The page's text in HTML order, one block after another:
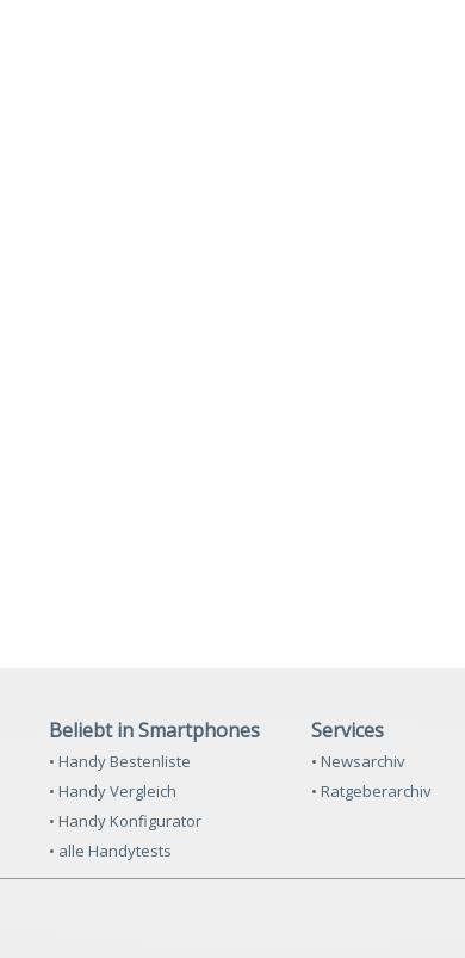
Beliebt in Smartphones
• Handy Bestenliste
• Handy Vergleich
• Handy Konfigurator
• alle Handytests
Services
• Newsarchiv
• Ratgeberarchiv